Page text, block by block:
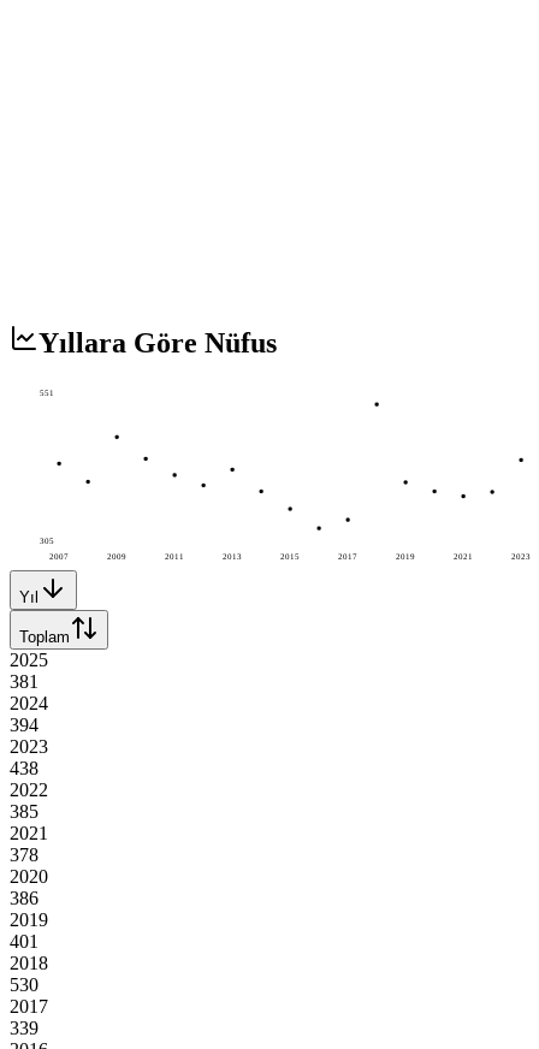
Yıllara Göre Nüfus
2007 2009 2011 2013 2015 2017 2019 2021 2023
551
305
Yıl
Toplam
2025
381
2024
394
2023
438
2022
385
2021
378
2020
386
2019
401
2018
530
2017
339